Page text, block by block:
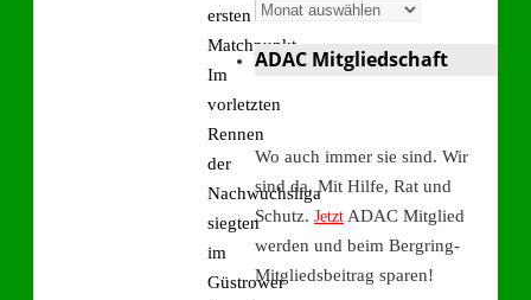
ersten
Matchpunkt.
Im
vorletzten
Rennen
der
Nachwuchsliga
siegten
im
Güstrower
Archive
ADAC Mitgliedschaft
Wo auch immer sie sind. Wir
sind da. Mit Hilfe, Rat und
Schutz. Jetzt ADAC Mitglied
werden und beim Bergring-
Mitgliedsbeitrag sparen!